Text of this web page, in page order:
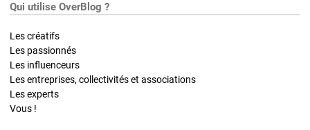
Qui utilise OverBlog ?
Les créatifs
Les passionnés
Les influenceurs
Les entreprises, collectivités et associations
Les experts
Vous !